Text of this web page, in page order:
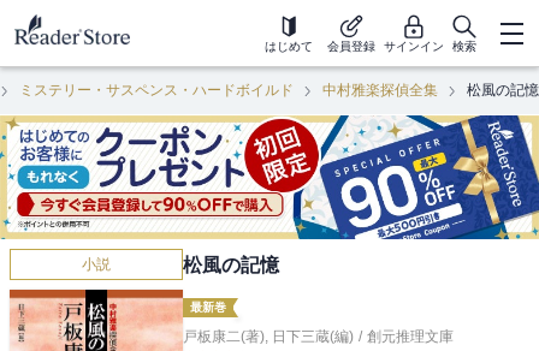
はじめて 会員登録 サインイン 検索
ミステリー・サスペンス・ハードボイルド 中村雅楽探偵全集 松風の記憶
小説 松風の記憶
最新巻
戸板康二(著), 日下三蔵(編) / 創元推理文庫